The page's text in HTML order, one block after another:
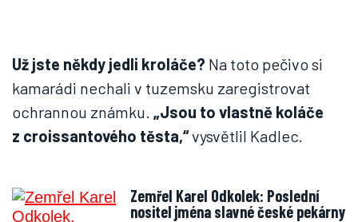
Už jste někdy jedli kroláče? Na toto pečivo si
kamarádi nechali v tuzemsku zaregistrovat
ochrannou známku. „Jsou to vlastně koláče
z croissantového těsta,“vysvětlil Kadlec.
Zemřel Karel Odkolek: Poslední
nositel jména slavné české pekárny